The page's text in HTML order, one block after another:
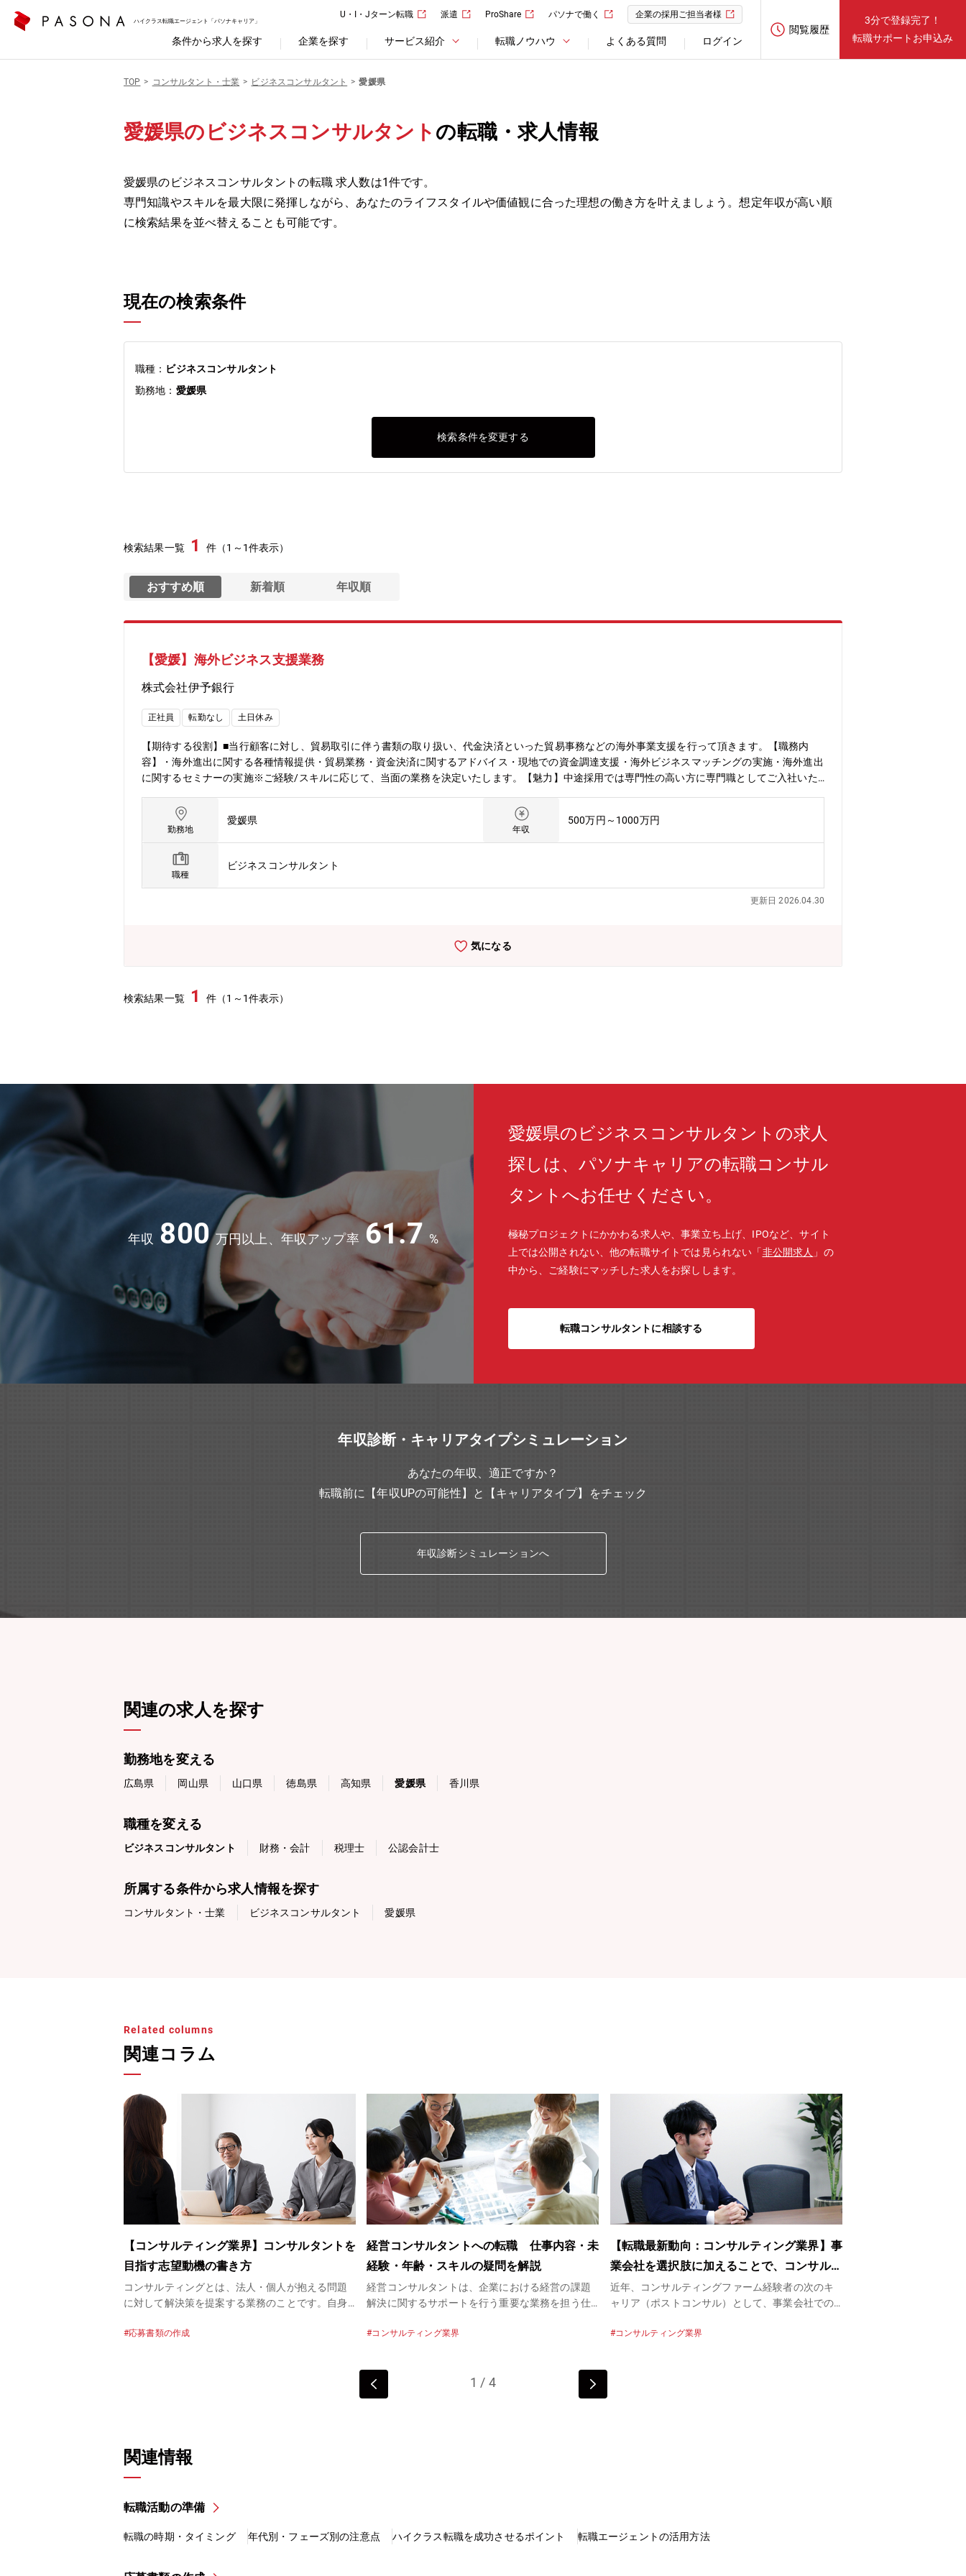
ハイクラス転職エージェント「パソナキャリア」
U・I・Jターン転職 派遣 ProShare パソナで働く 企業の採用ご担当者様
条件から求人を探す 企業を探す サービス紹介 転職ノウハウ よくある質問 ログイン
閲覧履歴
3分で登録完了！
転職サポートお申込み
TOP コンサルタント・士業 ビジネスコンサルタント 愛媛県
愛媛県のビジネスコンサルタント の転職・求人情報
愛媛県のビジネスコンサルタントの転職 求人数は1件です。
専門知識やスキルを最大限に発揮しながら、あなたのライフスタイルや価値観に合った理想の働き方を叶えましょう。想定年収が高い順
に検索結果を並べ替えることも可能です。
現在の検索条件
職種： ビジネスコンサルタント
勤務地： 愛媛県
検索条件を変更する
検索結果一覧 1 件（1～1件表示）
おすすめ順 新着順 年収順
【愛媛】海外ビジネス支援業務
株式会社伊予銀行
正社員 転勤なし 土日休み
【期待する役割】■当行顧客に対し、貿易取引に伴う書類の取り扱い、代金決済といった貿易事務などの海外事業支援を行って頂きます。【職務内
容】・海外進出に関する各種情報提供・貿易業務・資金決済に関するアドバイス・現地での資金調達支援・海外ビジネスマッチングの実施・海外進出
に関するセミナーの実施※ご経験/スキルに応じて、当面の業務を決定いたします。【魅力】中途採用では専門性の高い方に専門職としてご入社いた
勤務地
愛媛県
年収
500万円～1000万円
職種
ビジネスコンサルタント
更新日 2026.04.30
気になる
検索結果一覧 1 件（1～1件表示）
年収 800 万円以上、年収アップ率 61.7 %
愛媛県のビジネスコンサルタントの求人
探しは、パソナキャリアの転職コンサル
タントへお任せください。
極秘プロジェクトにかかわる求人や、事業立ち上げ、IPOなど、サイト
上では公開されない、他の転職サイトでは見られない「非公開求人 」の
中から、ご経験にマッチした求人をお探しします。
転職コンサルタントに相談する
年収診断・キャリアタイプシミュレーション
あなたの年収、適正ですか？
転職前に【年収UPの可能性】と【キャリアタイプ】をチェック
年収診断シミュレーションへ
関連の求人を探す
勤務地を変える
広島県 岡山県 山口県 徳島県 高知県 愛媛県 香川県
職種を変える
ビジネスコンサルタント 財務・会計 税理士 公認会計士
所属する条件から求人情報を探す
コンサルタント・士業 ビジネスコンサルタント 愛媛県
Related columns
関連コラム
【コンサルティング業界】コンサルタントを
目指す志望動機の書き方
コンサルティングとは、法人・個人が抱える問題
に対して解決策を提案する業務のことです。自身
クライアントに提案する業務を行う人のことを
書き方などをご紹介します。
応募書類の作成
経営コンサルタントへの転職 仕事内容・未
経験・年齢・スキルの疑問を解説
経営コンサルタントは、企業における経営の課題
解決に関するサポートを行う重要な業務を担う仕
れ、簡単に就ける仕事ではありません。 この記事
という疑問について詳しく解説します。
コンサルティング業界
【転職最新動向：コンサルティング業界】事
業会社を選択肢に加えることで、コンサルタ
ント経験者のキャリアの幅が広がる
近年、コンサルティングファーム経験者の次のキ
ャリア（ポストコンサル）として、事業会社での
採用ニーズも高まっています。そこで、コンサル
コンサルティング業界
1 / 4
関連情報
転職活動の準備
転職の時期・タイミング 年代別・フェーズ別の注意点 ハイクラス転職を成功させるポイント 転職エージェントの活用方法